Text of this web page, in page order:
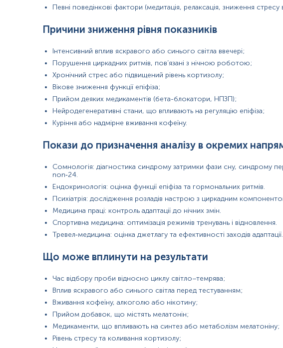
Показання до призначення
Загальна характеристика
Інтерферуючі чинники
Інтерпретація
Додаткова інформація
Синоніми
гормон сну, гормон циркадних ритмів, гормон епіфізу, N-ацетил-метокситриптамін
Показання до призначення
При порушеннях фізіологічного перебігу сну та неспання;
При сезонних афективних розладах;
При вираженій втомлюваності;
При зниженні працездатності;
При підвищеній роздратованості, депресивних станах, тривожності;
При порушеннях серцевого ритму;
При розсіяному склерозі;
При порушеннях формування статевих органів, вторинних статевих ознак;
При порушеннях менструального циклу в жінок;
При гіперпластичних процесах ендометрію, яєчників на тлі гіперестрогенії;
Для контролю терапії препаратами мелатоніну та перед їх призначенням;
Обстеження пацієнтів з інсулінрезистентністю та повʼязаних з нею
Певні поведінкові фактори (медитація, релаксація, зниження стресу
Причини зниження рівня показників
Інтенсивний вплив яскравого або синього світла ввечері;
Порушення циркадних ритмів, пов’язані з нічною роботою;
Хронічний стрес або підвищений рівень кортизолу;
Вікове зниження функції епіфіза;
Прийом деяких медикаментів (бета-блокатори, НПЗП);
Нейродегенеративні стани, що впливають на регуляцію епіфіза;
Куріння або надмірне вживання кофеїну.
Покази до призначення аналізу в окремих
Сомнологія: діагностика синдрому затримки фази сну, синдрому
non‑24.
Ендокринологія: оцінка функції епіфіза та гормональних ритмів.
Психіатрія: дослідження розладів настрою з циркадним
Медицина праці: контроль адаптації до нічних змін.
Спортивна медицина: оптимізація режимів тренувань і відновлення.
Тревел‑медицина: оцінка джетлагу та ефективності заходів адаптації.
Що може вплинути на результати
Час відбору проби відносно циклу світло–темрява;
Вплив яскравого або синього світла перед тестуванням;
Вживання кофеїну, алкоголю або нікотину;
Прийом добавок, що містять мелатонін;
Медикаменти, що впливають на синтез або метаболізм мелатоніну;
Рівень стресу та коливання кортизолу;